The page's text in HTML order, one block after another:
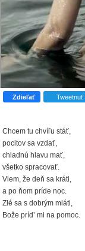
Zdieľať Tweetnuť
Chcem tu chvíľu stáť,
pocitov sa vzdať,
chladnú hlavu mať,
všetko spracovať.
Viem, že deň sa kráti,
a po ňom príde noc.
Zlé sa s dobrým mláti,
Bože príd’ mi na pomoc.